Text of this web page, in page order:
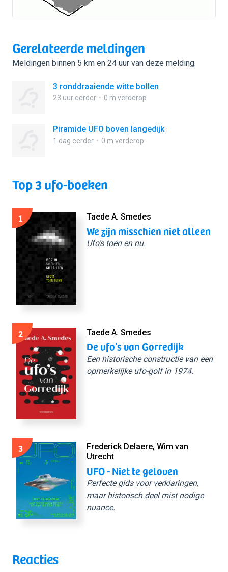
Gerelateerde meldingen
Meldingen binnen 5 km en 24 uur van deze melding.
3 ronddraaiende witte bollen
23 uur eerder 0 m verderop
Piramide UFO boven langedijk
1 dag eerder 0 m verderop
Top 3 ufo-boeken
1 Taede A. Smedes
We zijn misschien niet alleen
Ufo’s toen en nu.
2 Taede A. Smedes
De ufo’s van Gorredijk
Een historische constructie van een
opmerkelijke ufo-golf in 1974.
3
Frederick Delaere, Wim van
Utrecht
UFO - Niet te geloven
Perfecte gids voor verklaringen,
maar historisch deel mist nodige
nuance.
Reacties